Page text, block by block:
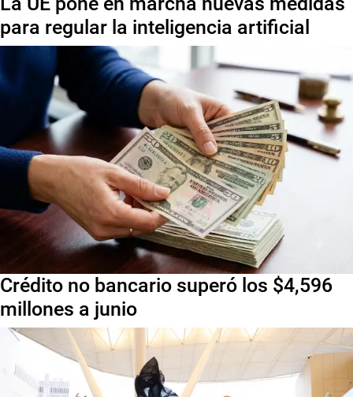
para regular la inteligencia artificial
Crédito no bancario superó los $4,596
millones a junio